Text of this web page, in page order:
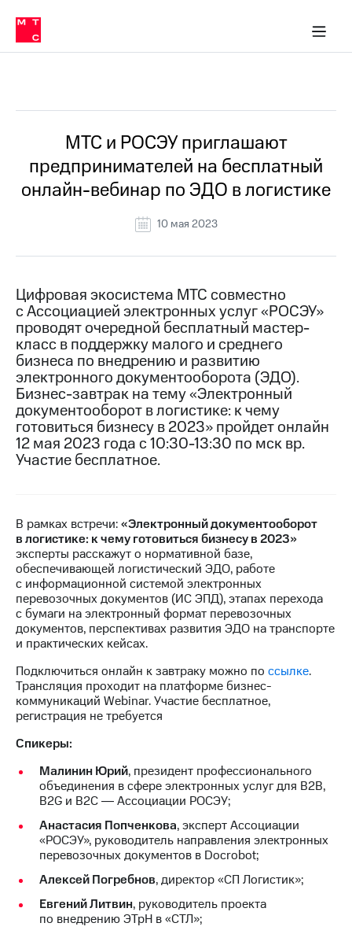
Медиа-центр
и акционерам
Устойчивое развитие
Комплаенс и деловая этика
компании
Карьера
История
компании
Руководство
информация
Контакты
Медиа-центр
Пресс-
релизы
МТС
о технологиях
Достижения
Интервью
Контакты
Новости
в
регионе
и акционерам
Корпоративное
управление
Корпоративный
секретарь
Раскрытие
информации
Информация
акционерам
Документы
ПАО
"МТС"
акционеров
Личный
кабинет
акционера
Акционерный
капитал
Контроль
в МТС
Пресс-
релизы
МТС
о технологиях
МТС и РОСЭУ приглашают
предпринимателей на бесплатный
онлайн-вебинар по ЭДО в логистике
10 мая 2023
Цифровая экосистема МТС совместно
с Ассоциацией электронных услуг «РОСЭУ»
проводят очередной бесплатный мастер-
класс в поддержку малого и среднего
бизнеса по внедрению и развитию
электронного документооборота (ЭДО).
Бизнес-завтрак на тему «Электронный
документооборот в логистике: к чему
готовиться бизнесу в 2023» пройдет онлайн
12 мая 2023 года с 10:30-13:30 по мск вр.
Участие бесплатное.
В рамках встречи:«Электронный документооборот
в логистике: к чему готовиться бизнесу в 2023»
эксперты расскажут о нормативной базе,
обеспечивающей логистический ЭДО, работе
с информационной системой электронных
перевозочных документов (ИС ЭПД), этапах перехода
с бумаги на электронный формат перевозочных
документов, перспективах развития ЭДО на транспорте
и практических кейсах.
Подключиться онлайн к завтраку можно по ссылке.
Трансляция проходит на платформе бизнес-
коммуникаций Webinar. Участие бесплатное,
регистрация не требуется
Спикеры:
Малинин Юрий, президент профессионального
объединения в сфере электронных услуг для B2B,
B2G и B2C ― Ассоциации РОСЭУ;
Анастасия Попченкова, эксперт Ассоциации
«РОСЭУ», руководитель направления электронных
перевозочных документов в Docrobot;
Алексей Погребнов, директор «СП Логистик»;
Евгений Литвин, руководитель проекта
по внедрению ЭТрН в «СТЛ»;